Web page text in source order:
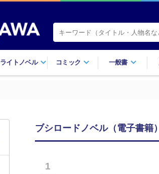
ライトノベル コミック 一般書
ブシロードノベル（電子書籍
1